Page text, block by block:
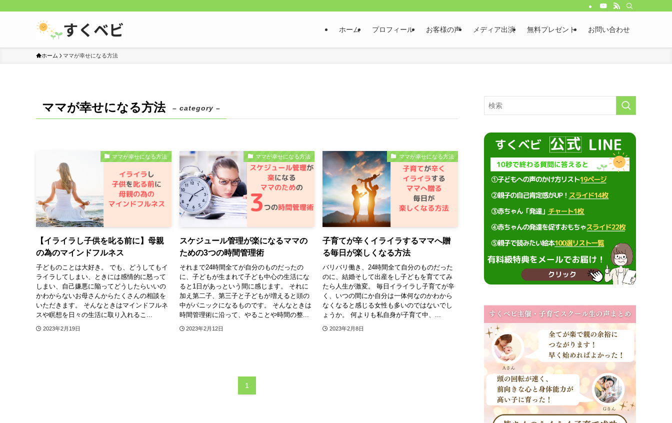
ホーム プロフィール お客様の声 メディア出演 無料プレゼント お問い合わせ
ホーム ママが幸せになる方法
ママが幸せになる方法 – category –
ママが幸せになる方法
【イライラし子供を叱る前に】母親
の為のマインドフルネス
子どものことは大好き。 でも、どうしてもイ
ライラしてしまい、ときには感情的に怒って
しまい、自己嫌悪に陥ってどうしたらいいの
かわからないお母さんからたくさんの相談を
いただきます。 そんなときはマインドフルネ
スや瞑想を日々の生活に取り入れるこ...
2023年2月19日
ママが幸せになる方法
スケジュール管理が楽になるママの
ための3つの時間管理術
それまで24時間全てが自分のものだったの
に、子どもが生まれて子ども中心の生活にな
ると1日があっという間に感じます。 それに
加え第二子、第三子と子どもが増えると頭の
中がパニックになるものです。 そんなときは
時間管理術に沿って、やることや時間の整...
2023年2月12日
ママが幸せになる方法
子育てが辛くイライラするママへ贈
る毎日が楽しくなる方法
バリバリ働き、24時間全て自分のものだった
のに、結婚そして出産をし子どもを育ててみ
たら人生が激変。 毎日イライラし子育てが辛
く、いつの間にか自分は一体何なのかわから
なくなると感じる女性も多いのではないでし
ょうか。 何よりも私自身が子育て中、...
2023年2月8日
1